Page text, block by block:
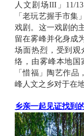
人文剧场III」11/
「老玩艺握手市集
戏剧。这一戏剧的
留在雾峰并化身成
场面热烈，受到观
络，由雾峰本地国
「惜福」陶艺作品
峰人文之乡对于在
乡亲一起见证找到